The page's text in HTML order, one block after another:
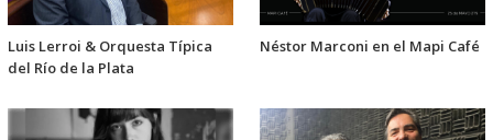
Luis Lerroi & Orquesta Típica
del Río de la Plata
Néstor Marconi en el Mapi Café